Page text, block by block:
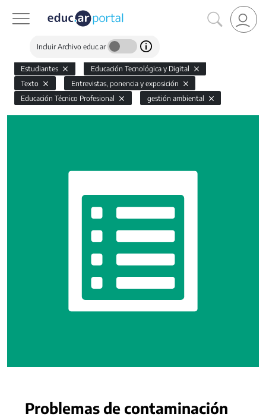
Incluir Archivo educ.ar
Estudiantes
Educación Tecnológica y Digital
Texto
Entrevistas, ponencia y exposición
Educación Técnico Profesional
gestión ambiental
Problemas de contaminación